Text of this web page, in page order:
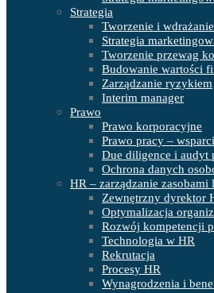
Strategia
Tworzenie i
Strategia
Tworzenie przewag
Budowanie wartości
Zarządzanie ryzykiem
Interim manager
Prawo
Prawo korporacyjne
Prawo pracy –
Due diligence i audyt
Ochrona danych
HR – zarządzanie zasobami
Zewnętrzny dyrektor
Optymalizacja
Rozwój kompetencji
Technologia w HR
Rekrutacja
Procesy HR
Wynagrodzenia i